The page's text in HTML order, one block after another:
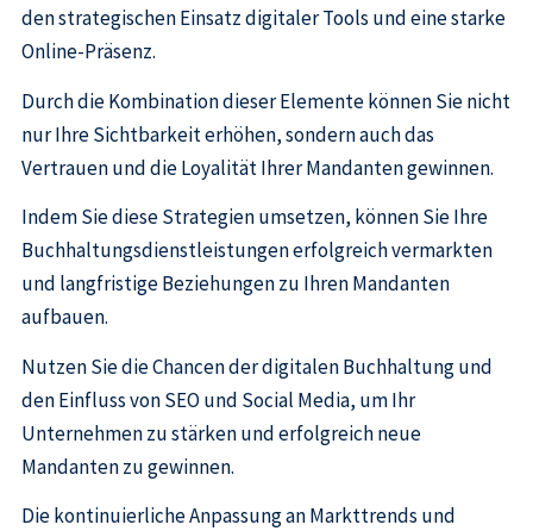
den strategischen Einsatz digitaler Tools und eine starke
Online-Präsenz.
Durch die Kombination dieser Elemente können Sie nicht
nur Ihre Sichtbarkeit erhöhen, sondern auch das
Vertrauen und die Loyalität Ihrer Mandanten gewinnen.
Indem Sie diese Strategien umsetzen, können Sie Ihre
Buchhaltungsdienstleistungen erfolgreich vermarkten
und langfristige Beziehungen zu Ihren Mandanten
aufbauen.
Nutzen Sie die Chancen der digitalen Buchhaltung und
den Einfluss von SEO und Social Media, um Ihr
Unternehmen zu stärken und erfolgreich neue
Mandanten zu gewinnen.
Die kontinuierliche Anpassung an Markttrends und